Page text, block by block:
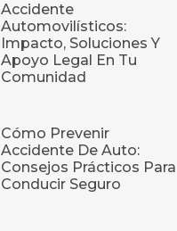
Accidente
Automovilísticos:
Impacto, Soluciones Y
Apoyo Legal En Tu
Comunidad
Cómo Prevenir
Accidente De Auto:
Consejos Prácticos Para
Conducir Seguro